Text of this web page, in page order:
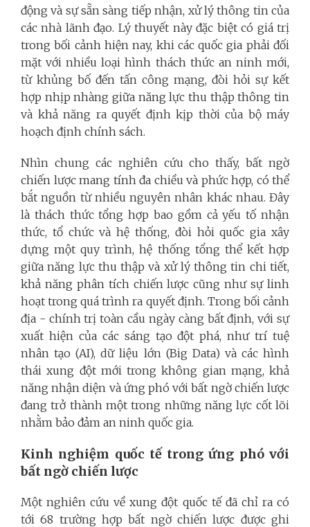
động và sự sẵn sàng tiếp nhận, xử lý thông tin của
các nhà lãnh đạo. Lý thuyết này đặc biệt có giá trị
trong bối cảnh hiện nay, khi các quốc gia phải đối
mặt với nhiều loại hình thách thức an ninh mới,
từ khủng bố đến tấn công mạng, đòi hỏi sự kết
hợp nhịp nhàng giữa năng lực thu thập thông tin
và khả năng ra quyết định kịp thời của bộ máy
hoạch định chính sách.
Nhìn chung các nghiên cứu cho thấy, bất ngờ
chiến lược mang tính đa chiều và phức hợp, có thể
bắt nguồn từ nhiều nguyên nhân khác nhau. Đây
là thách thức tổng hợp bao gồm cả yếu tố nhận
thức, tổ chức và hệ thống, đòi hỏi quốc gia xây
dựng một quy trình, hệ thống tổng thể kết hợp
giữa năng lực thu thập và xử lý thông tin chi tiết,
khả năng phân tích chiến lược cũng như sự linh
hoạt trong quá trình ra quyết định. Trong bối cảnh
địa - chính trị toàn cầu ngày càng bất định, với sự
xuất hiện của các sáng tạo đột phá, như trí tuệ
nhân tạo (AI), dữ liệu lớn (Big Data) và các hình
thái xung đột mới trong không gian mạng, khả
năng nhận diện và ứng phó với bất ngờ chiến lược
đang trở thành một trong những năng lực cốt lõi
nhằm bảo đảm an ninh quốc gia.
Kinh nghiệm quốc tế trong ứng phó với
bất ngờ chiến lược
Một nghiên cứu về xung đột quốc tế đã chỉ ra có
tới 68 trường hợp bất ngờ chiến lược được ghi